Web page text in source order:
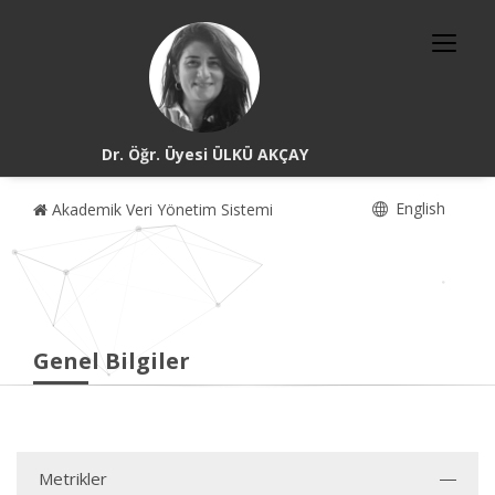
Dr. Öğr. Üyesi ÜLKÜ AKÇAY
Akademik Veri Yönetim Sistemi English
Genel Bilgiler
Metrikler